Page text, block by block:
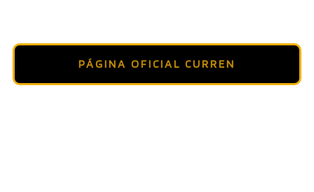
PÁGINA OFICIAL CURREN